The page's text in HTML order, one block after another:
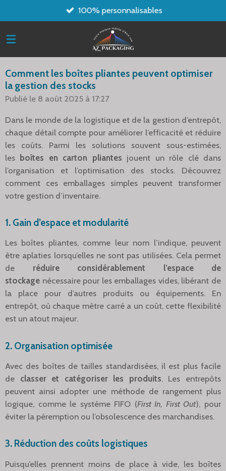
au
contenu
100% personnalisables
Comment les boîtes pliantes peuvent optimiser
la gestion des stocks
Publié le 8 août 2025 à 17:27
Dans le monde de la logistique et de la gestion d’entrepôt,
chaque détail compte pour améliorer l’efficacité et réduire
les coûts. Parmi les solutions souvent sous-estimées,
les boîtes en carton pliantes jouent un rôle clé dans
l’organisation et l’optimisation des stocks. Découvrez
comment ces emballages simples peuvent transformer
votre gestion d’inventaire.
1. Gain d’espace et modularité
Les boîtes pliantes, comme leur nom l’indique, peuvent
être aplaties lorsqu’elles ne sont pas utilisées. Cela permet
de
réduire considérablement l’espace de
stockage nécessaire pour les emballages vides, libérant de
la place pour d’autres produits ou équipements. En
entrepôt, où chaque mètre carré a un coût, cette flexibilité
est un atout majeur.
2. Organisation optimisée
Avec des boîtes de tailles standardisées, il est plus facile
de classer et catégoriser les produits. Les entrepôts
peuvent ainsi adopter une méthode de rangement plus
logique, comme le système FIFO (First In, First Out), pour
éviter la péremption ou l’obsolescence des marchandises.
3. Réduction des coûts logistiques
Puisqu’elles prennent moins de place à vide, les boîtes